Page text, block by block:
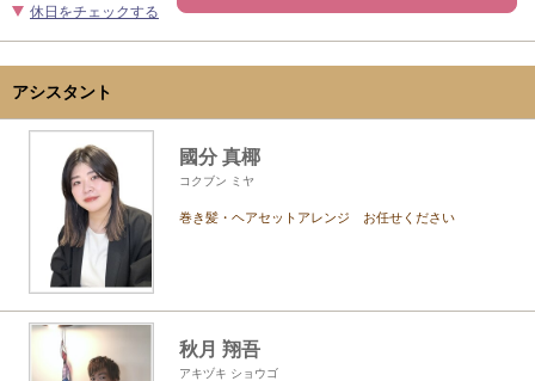
休日をチェックする
アシスタント
國分 真椰
コクブン ミヤ
巻き髪・ヘアセットアレンジ お任せください
秋月 翔吾
アキヅキ ショウゴ